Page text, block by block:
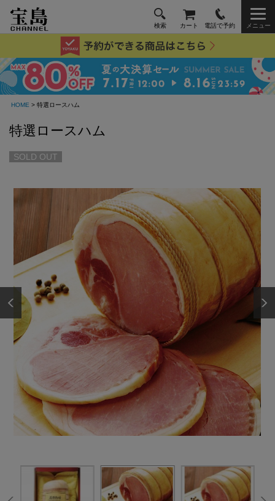
検索 カート 電話で予約 メニュー
HOME > 特選ロースハム
特選ロースハム
SOLD OUT